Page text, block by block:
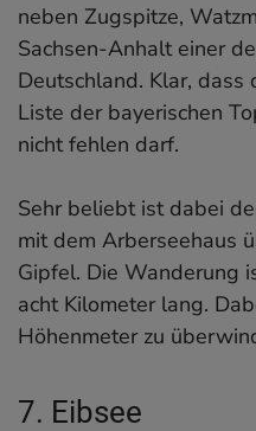
neben Zugspitze,
Sachsen-Anhalt einer
Deutschland. Klar, dass
Liste der bayerischen
nicht fehlen darf.
Sehr beliebt ist dabei
mit dem Arberseehaus
Gipfel. Die Wanderung
acht Kilometer lang.
Höhenmeter zu
7. Eibsee